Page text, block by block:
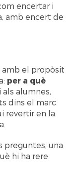
encertar i
amb encert de
amb el propòsit
per a què
alumnes,
dins el marc
revertir en la
preguntes, una
hi ha rere